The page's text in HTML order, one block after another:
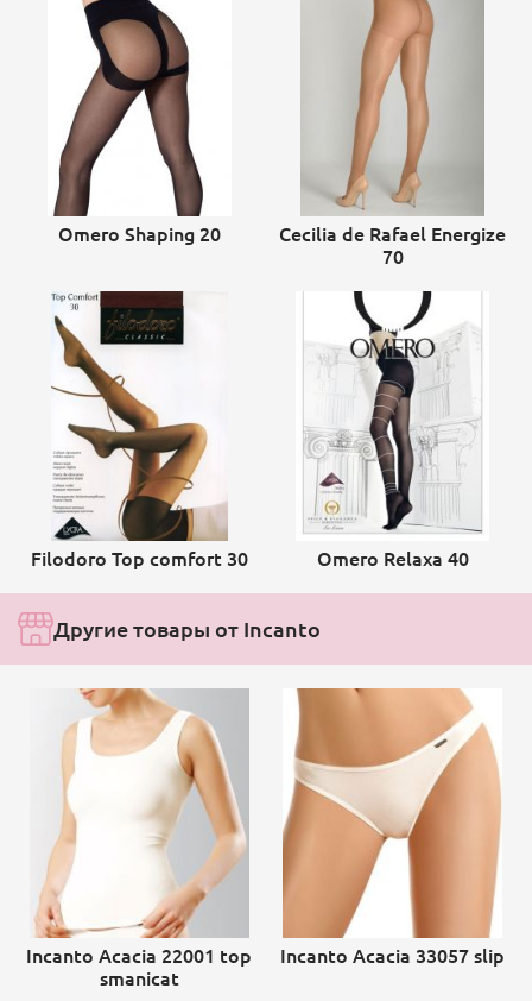
Omero Shaping 20
Cecilia de Rafael Energize
70
Filodoro Top comfort 30 Omero Relaxa 40
Другие товары от Incanto
Incanto Acacia 22001 top
smanicat
Incanto Acacia 33057 slip